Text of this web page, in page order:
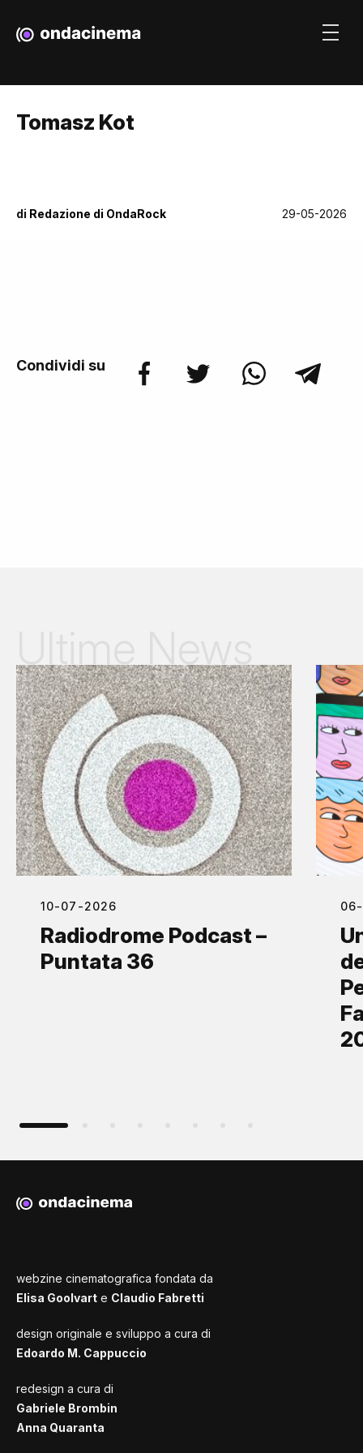
Tomasz Kot
di Redazione di OndaRock 29-05-2026
Condividi su
10-07-2026
Radiodrome Podcast –
Puntata 36
webzine cinematografica fondata da
Elisa Goolvart e Claudio Fabretti
design originale e sviluppo a cura di
Edoardo M. Cappuccio
redesign a cura di
Gabriele Brombin
Anna Quaranta